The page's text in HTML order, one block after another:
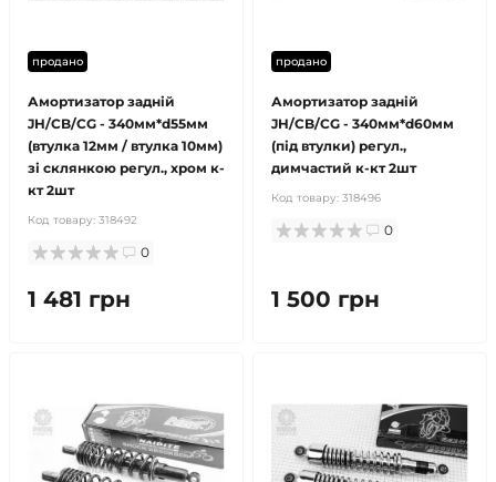
продано
Амортизатор задній
JH/CB/CG - 340мм*d55мм
(втулка 12мм / втулка 10мм)
зі склянкою регул., хром к-
кт 2шт
Код товару: 318492
0
1 481 грн
продано
Амортизатор задній
JH/CB/CG - 340мм*d60мм
(під втулки) регул.,
димчастий к-кт 2шт
Код товару: 318496
0
1 500 грн